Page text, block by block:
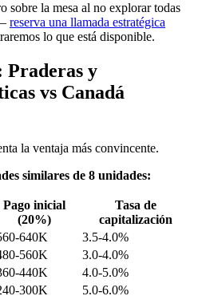
sobre la mesa al no explorar todas
reserva una llamada estratégica
lo que está disponible.
Praderas y
vs Canadá
la ventaja más convincente.
similares de 8 unidades:
Pago inicial
(20%)
Tasa de
capitalización
640K
3.5-4.0%
560K
3.0-4.0%
440K
4.0-5.0%
300K
5.0-6.0%